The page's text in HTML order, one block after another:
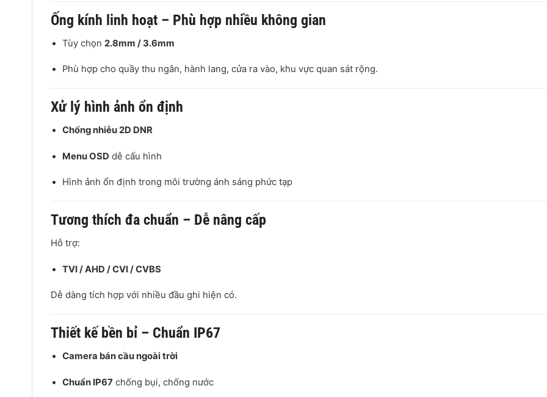
Ống kính linh hoạt – Phù hợp nhiều không gian
Tùy chọn2.8mm / 3.6mm
Phù hợp cho quầy thu ngân, hành lang, cửa ra vào, khu vực quan sát rộng.
Xử lý hình ảnh ổn định
Chống nhiễu 2D DNR
Menu OSD dễ cấu hình
Hình ảnh ổn định trong môi trường ánh sáng phức tạp
Tương thích đa chuẩn – Dễ nâng cấp
Hỗ trợ:
TVI / AHD / CVI / CVBS
Dễ dàng tích hợp với nhiều đầu ghi hiện có.
Thiết kế bền bỉ – Chuẩn IP67
Camera bán cầu ngoài trời
Chuẩn IP67 chống bụi, chống nước